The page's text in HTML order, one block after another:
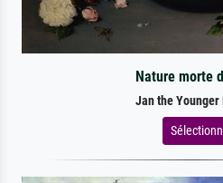
Nature morte
Jan the Younger